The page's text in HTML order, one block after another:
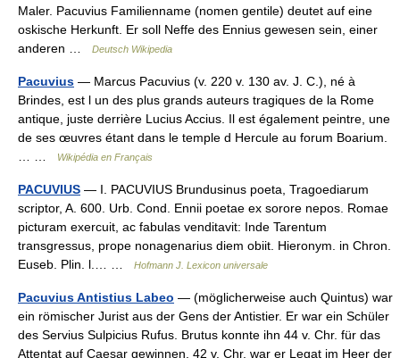
Maler. Pacuvius Familienname (nomen gentile) deutet auf eine
oskische Herkunft. Er soll Neffe des Ennius gewesen sein, einer
anderen …
Deutsch Wikipedia
Pacuvius — Marcus Pacuvius (v. 220 v. 130 av. J. C.), né à
Brindes, est l un des plus grands auteurs tragiques de la Rome
antique, juste derrière Lucius Accius. Il est également peintre, une
de ses œuvres étant dans le temple d Hercule au forum Boarium.
Wikipédia en Français
PACUVIUS — I. PACUVIUS Brundusinus poeta, Tragoediarum
scriptor, A. 600. Urb. Cond. Ennii poetae ex sorore nepos. Romae
picturam exercuit, ac fabulas venditavit: Inde Tarentum
transgressus, prope nonagenarius diem obiit. Hieronym. in Chron.
Euseb. Plin. l.… …
Hofmann J. Lexicon universale
Pacuvius Antistius Labeo — (möglicherweise auch Quintus) war
ein römischer Jurist aus der Gens der Antistier. Er war ein Schüler
des Servius Sulpicius Rufus. Brutus konnte ihn 44 v. Chr. für das
Attentat auf Caesar gewinnen. 42 v. Chr. war er Legat im Heer der